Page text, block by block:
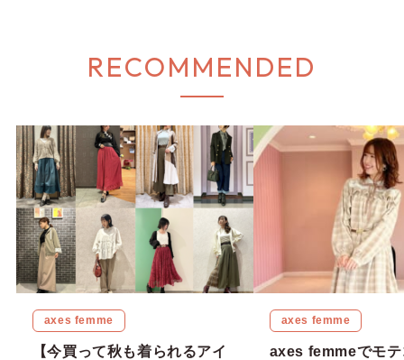
RECOMMENDED
axes femme
【今買って秋も着られるアイ
axes femme
axes femmeでモ